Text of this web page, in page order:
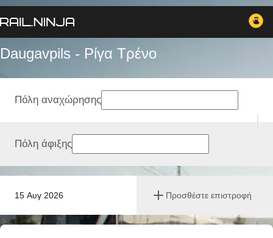
Daugavpils - Ρίγα Tρένο
15 Αυγ 2026 Προσθέστε επιστροφή
Πόλη αναχώρησης
Πόλη άφιξης